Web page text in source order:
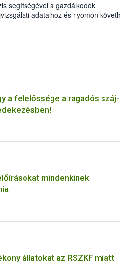
segítségével a gazdálkodók
adataihoz és nyomon
feltétele, hogy a
(MÁK) ügyfélazonosítóval. A
az online felület használatát.
a felelőssége a ragadós száj-
mindenkinek
állatokat az RSZKF miatt